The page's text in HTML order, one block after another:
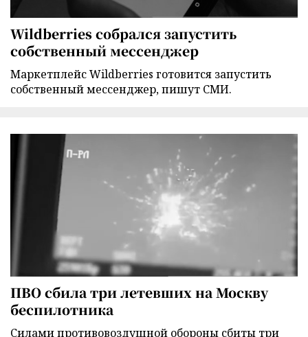
Wildberries собрался запустить
собственный мессенджер
Маркетплейс Wildberries готовится запустить
собственный мессенджер, пишут СМИ.
ПВО сбила три летевших на Москву
беспилотника
Силами противовоздушной обороны сбиты три